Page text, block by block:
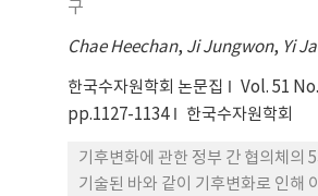
을 위해 RCP 4.5 및 8.5 시나리오에
래 기간을 21세기 전기, 중기, 및 후
JDMI를 기반으로 낙동강 유역의 용
분석한 결과 RCP 4.5 시나리오에서
급 취약지역은 RCP 4.5에서는 남
타났으며, RCP 8.5에서는 형산강
구
Chae Heechan, Ji Jungwon, Yi
한국수자원학회 논문집
Vol. 51
pp.1127-1134
한국수자원학회
기후변화에 관한 정부 간 협의체의
기술된 바와 같이 기후변화로 인해